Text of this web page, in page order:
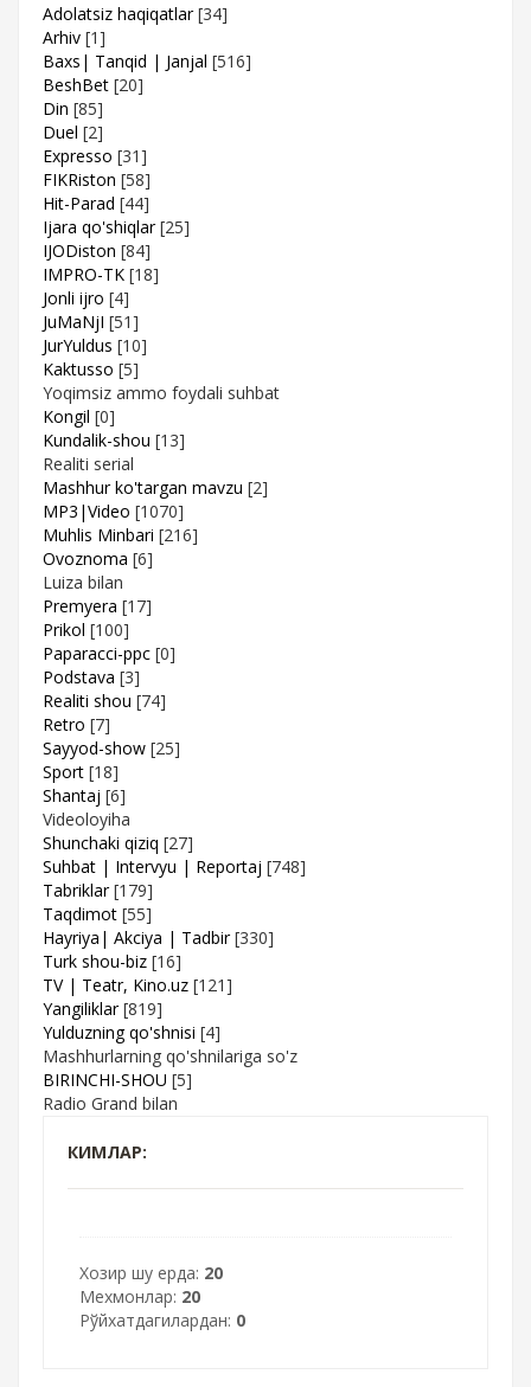
Adolatsiz haqiqatlar [34]
Arhiv [1]
Baxs| Tanqid | Janjal [516]
BeshBet [20]
Din [85]
Duel [2]
Expresso [31]
FIKRiston [58]
Hit-Parad [44]
Ijara qo'shiqlar [25]
IJODiston [84]
IMPRO-TK [18]
Jonli ijro [4]
JuMaNjI [51]
JurYuldus [10]
Kaktusso [5]
Yoqimsiz ammo foydali suhbat
Kongil [0]
Kundalik-shou [13]
Realiti serial
Mashhur ko'targan mavzu [2]
MP3|Video [1070]
Muhlis Minbari [216]
Ovoznoma [6]
Luiza bilan
Premyera [17]
Prikol [100]
Paparacci-ppc [0]
Podstava [3]
Realiti shou [74]
Retro [7]
Sayyod-show [25]
Sport [18]
Shantaj [6]
Videoloyiha
Shunchaki qiziq [27]
Suhbat | Intervyu | Reportaj [748]
Tabriklar [179]
Taqdimot [55]
Hayriya| Akciya | Tadbir [330]
Turk shou-biz [16]
TV | Teatr, Kino.uz [121]
Yangiliklar [819]
Yulduzning qo'shnisi [4]
Mashhurlarning qo'shnilariga so'z
BIRINCHI-SHOU [5]
Radio Grand bilan
КИМЛАР:
Хозир шу ерда: 20
Мехмонлар: 20
Рўйхатдагилардан: 0